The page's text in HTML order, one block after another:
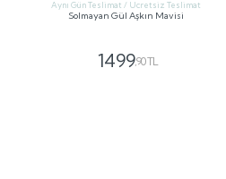
Aynı Gün Teslimat / Ücretsiz Teslimat
Solmayan Gül Aşkın Mavisi
1499,90 TL